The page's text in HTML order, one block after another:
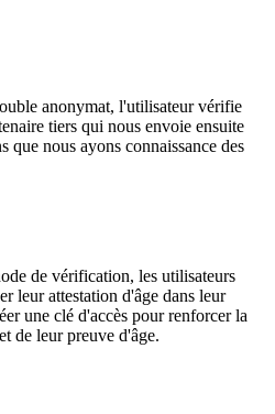
anonymat, l'utilisateur vérifie
tiers qui nous envoie ensuite
que nous ayons connaissance des
de vérification, les utilisateurs
leur attestation d'âge dans leur
une clé d'accès pour renforcer la
de leur preuve d'âge.